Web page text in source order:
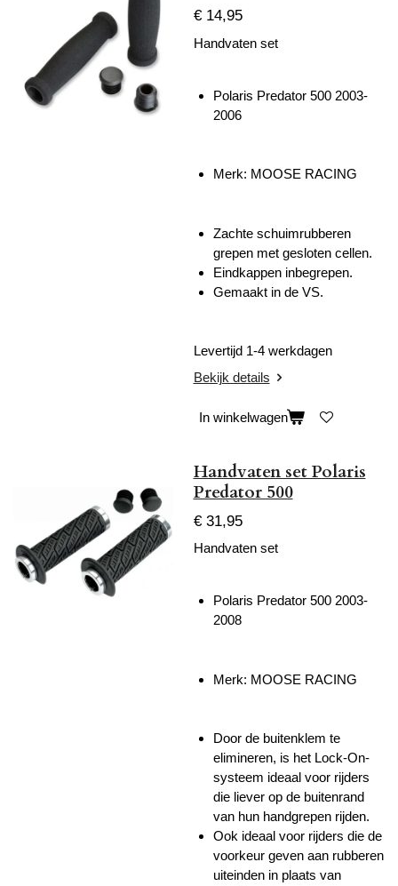
€ 14,95
Handvaten set
Polaris Predator 500 2003-
2006
Merk: MOOSE RACING
Zachte schuimrubberen
grepen met gesloten cellen.
Eindkappen inbegrepen.
Gemaakt in de VS.
Levertijd 1-4 werkdagen
Bekijk details
In winkelwagen
Handvaten set Polaris
Predator 500
€ 31,95
Handvaten set
Polaris Predator 500 2003-
2008
Merk: MOOSE RACING
Door de buitenklem te
elimineren, is het Lock-On-
systeem ideaal voor rijders
die liever op de buitenrand
van hun handgrepen rijden.
Ook ideaal voor rijders die de
voorkeur geven aan rubberen
uiteinden in plaats van